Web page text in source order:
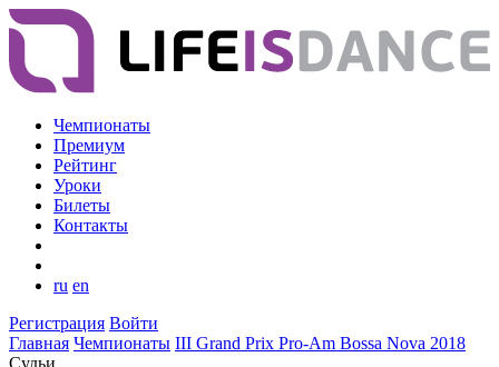
Чемпионаты
Премиум
Рейтинг
Уроки
Билеты
Контакты
ru en
Регистрация Войти
Главная Чемпионаты III Grand Prix Pro-Am Bossa Nova 2018